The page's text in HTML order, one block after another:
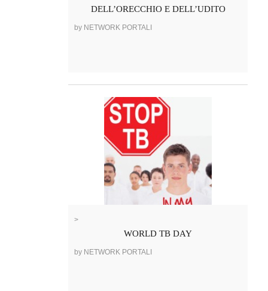
DELL’ORECCHIO E DELL’UDITO
by NETWORK PORTALI
>
WORLD TB DAY
by NETWORK PORTALI